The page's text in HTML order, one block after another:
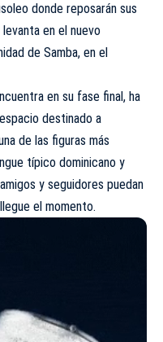
donde reposarán sus
en el nuevo
de Samba, en el
en su fase final, ha
destinado a
de las figuras más
típico dominicano y
y seguidores puedan
el momento.